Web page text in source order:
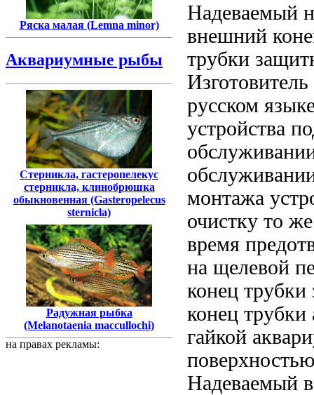
Ряска малая (Lemna minor)
Аквариумные рыбы
Стерникла, гастеропелекус
стерникла, клинобрюшка
обыкновенная (Gasteropelecus
sternicla)
Радужная рыбка
(Melanotaenia maccullochi)
на правах рекламы:
Надеваемый
внешний
трубки
русском
устройства
монтажа
очистку то
время
на щелевой
конец
конец трубки
гайкой
поверхностью
Надеваемый